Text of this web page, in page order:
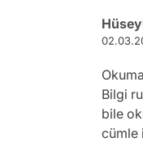
Bilgi
bile
cümle